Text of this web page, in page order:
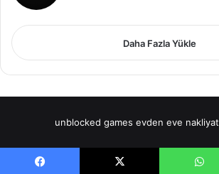
Daha Fazla Yükle
unblocked games evden eve nakliyat